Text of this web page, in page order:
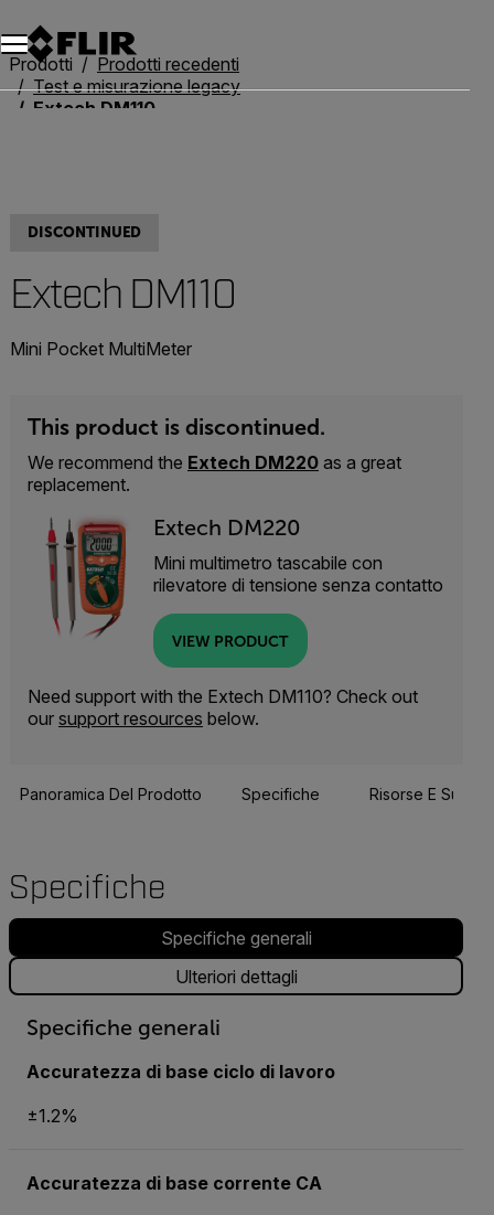
Unread messages
Modello
Rimuovi
articoli
articolo
Aggiungi al carrello
Aggiunto al carrello
Prodotti
Prodotti recedenti
Test e misurazione legacy
Extech DM110
DISCONTINUED
Extech DM110
Mini Pocket MultiMeter
This product is discontinued.
We recommend the Extech DM220 as a great
replacement.
Extech DM220
Mini multimetro tascabile con
rilevatore di tensione senza contatto
VIEW PRODUCT
Need support with the Extech DM110? Check out
our support resources below.
Panoramica Del Prodotto Specifiche Risorse E
Specifiche
Specifiche generali
Ulteriori dettagli
Specifiche generali
Accuratezza di base ciclo di lavoro
±1.2%
Accuratezza di base corrente CA